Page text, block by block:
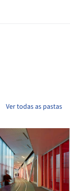
Ver todas as pastas